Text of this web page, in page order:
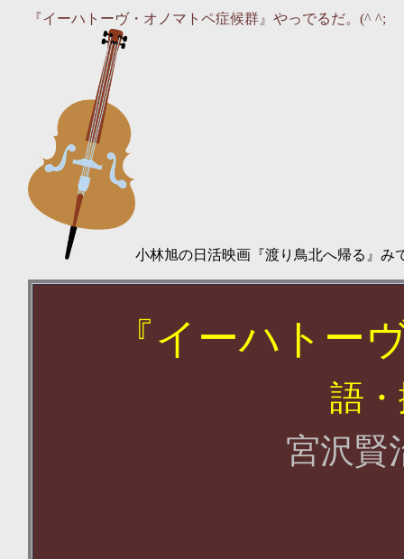
『イーハトーヴ・オノマトペ症候群』やっでるだ。(^ ^;
小林旭の日活映画『渡り鳥北へ帰る』み
『イーハトー
語
宮沢賢